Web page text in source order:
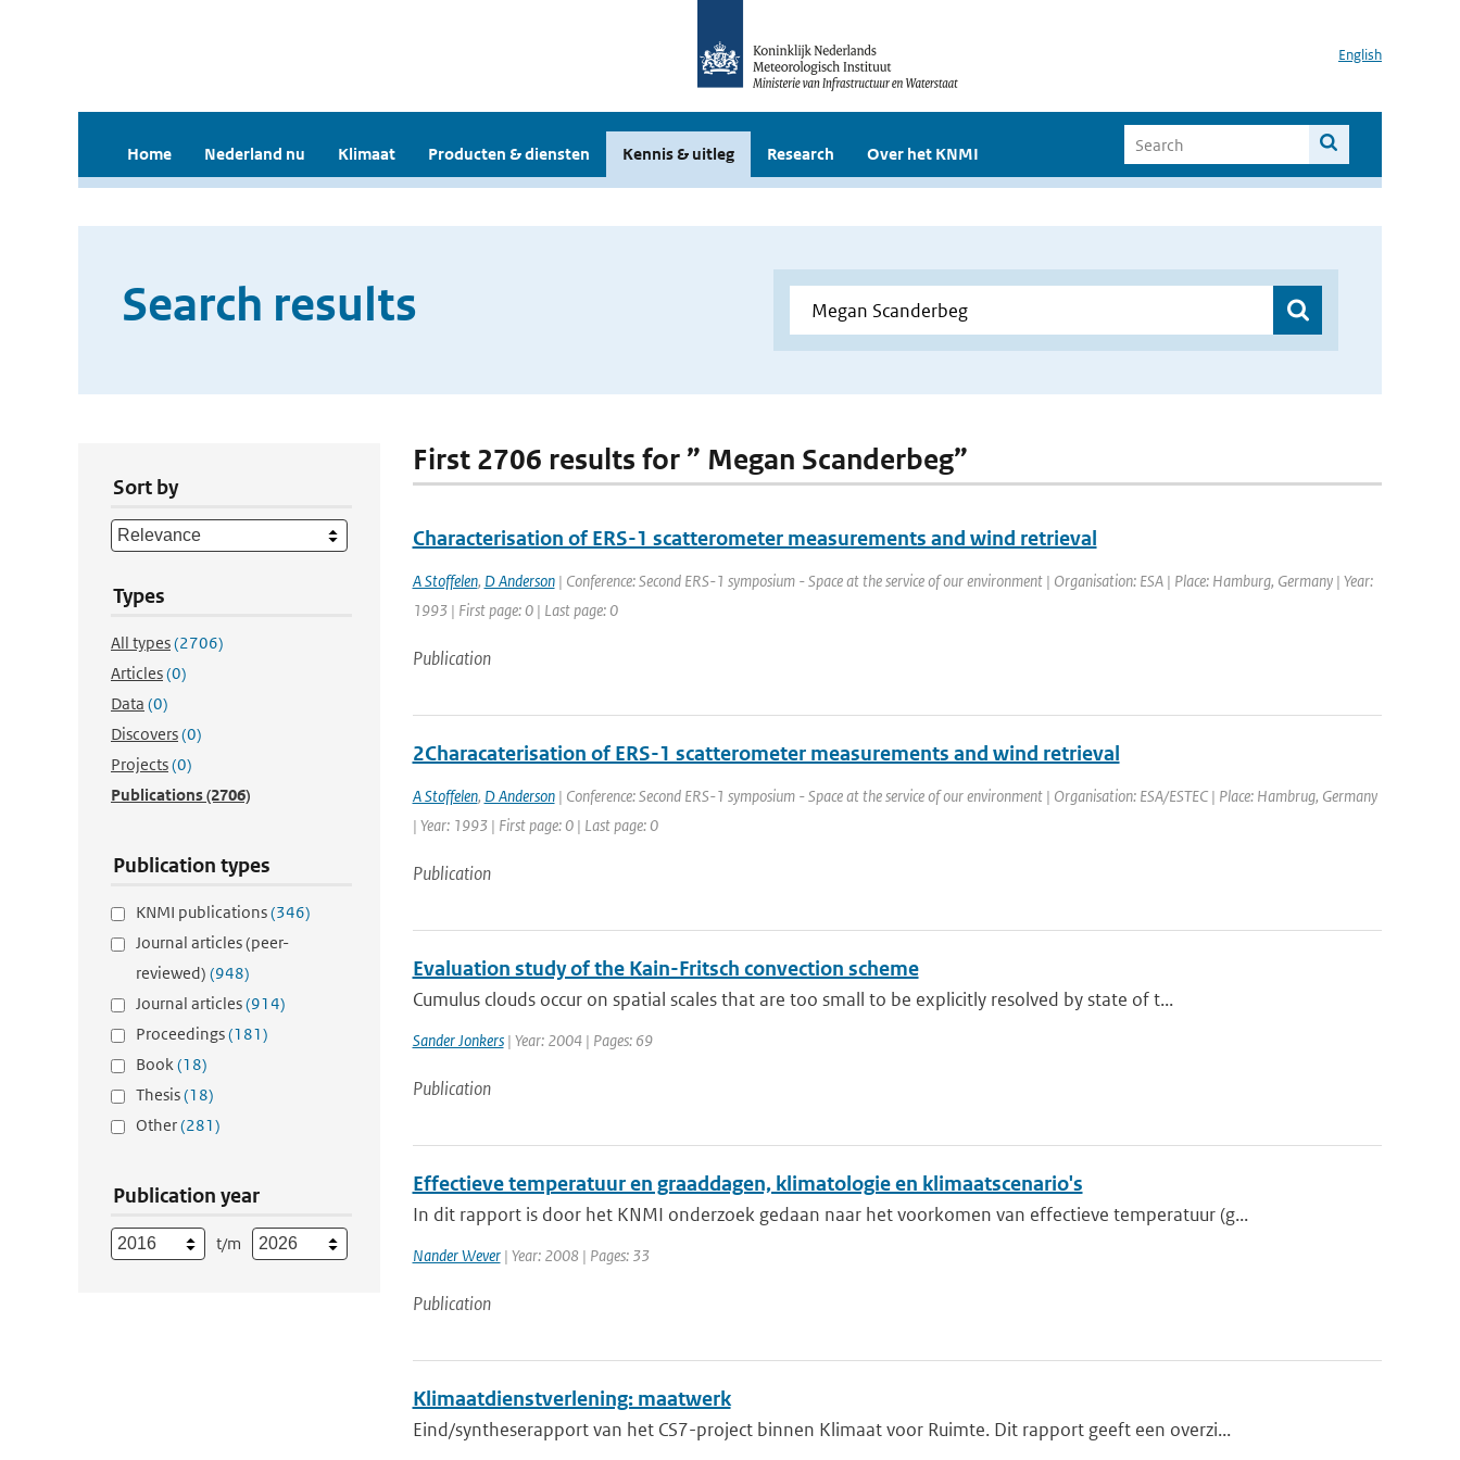
English
Home Nederland nu Klimaat Producten & diensten Kennis & uitleg Research Over het KNMI
Search results
Sort by
Types
All types(2706)
Articles(0)
Data (0)
Discovers(0)
Projects(0)
Publications(2706)
Publication types
KNMI publications(346)
Journal articles (peer-
reviewed) (948)
Journal articles(914)
Proceedings(181)
Book(18)
Thesis(18)
Other(281)
Publication year
t/m
First 2706 results for ” Megan Scanderbeg”
Characterisation of ERS-1 scatterometer measurements and wind retrieval
A Stoffelen, D Anderson| Conference: Second ERS-1 symposium - Space at the service of our environment | Organisation: ESA | Place: Hamburg, Germany | Year:
1993 | First page: 0 | Last page: 0
Publication
2Characaterisation of ERS-1 scatterometer measurements and wind retrieval
A Stoffelen, D Anderson| Conference: Second ERS-1 symposium - Space at the service of our environment | Organisation: ESA/ESTEC | Place: Hambrug, Germany
| Year: 1993 | First page: 0 | Last page: 0
Publication
Evaluation study of the Kain-Fritsch convection scheme
Cumulus clouds occur on spatial scales that are too small to be explicitly resolved by state of t...
Sander Jonkers| Year: 2004 | Pages: 69
Publication
Effectieve temperatuur en graaddagen, klimatologie en klimaatscenario's
In dit rapport is door het KNMI onderzoek gedaan naar het voorkomen van effectieve temperatuur (g...
Nander Wever| Year: 2008 | Pages: 33
Publication
Klimaatdienstverlening: maatwerk
Eind/syntheserapport van het CS7-project binnen Klimaat voor Ruimte. Dit rapport geeft een overzi...